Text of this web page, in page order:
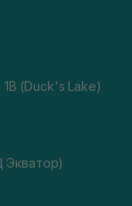
(Duck's Lake)
Экватор)